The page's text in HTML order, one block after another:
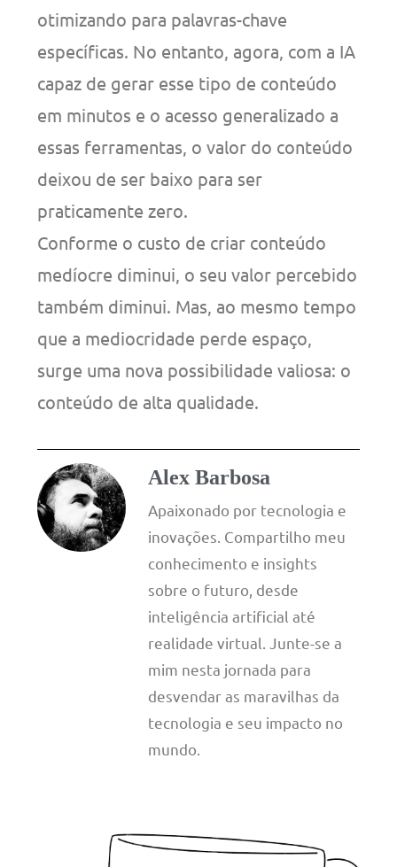
otimizando para palavras-chave
específicas. No entanto, agora, com a IA
capaz de gerar esse tipo de conteúdo
em minutos e o acesso generalizado a
essas ferramentas, o valor do conteúdo
deixou de ser baixo para ser
praticamente zero.
Conforme o custo de criar conteúdo
medíocre diminui, o seu valor percebido
também diminui. Mas, ao mesmo tempo
que a mediocridade perde espaço,
surge uma nova possibilidade valiosa: o
conteúdo de alta qualidade.
Alex Barbosa
Apaixonado por tecnologia e
inovações. Compartilho meu
conhecimento e insights
sobre o futuro, desde
inteligência artificial até
realidade virtual. Junte-se a
mim nesta jornada para
desvendar as maravilhas da
tecnologia e seu impacto no
mundo.